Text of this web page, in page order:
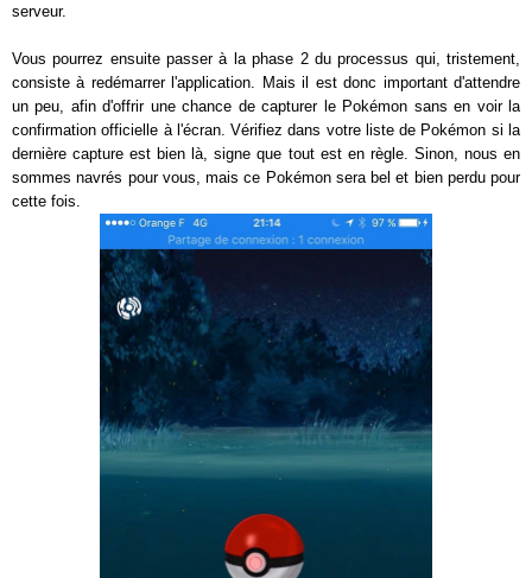
serveur.
Vous pourrez ensuite passer à la phase 2 du processus qui, tristement,
consiste à redémarrer l'application. Mais il est donc important d'attendre
un peu, afin d'offrir une chance de capturer le Pokémon sans en voir la
confirmation officielle à l'écran. Vérifiez dans votre liste de Pokémon si la
dernière capture est bien là, signe que tout est en règle. Sinon, nous en
sommes navrés pour vous, mais ce Pokémon sera bel et bien perdu pour
cette fois.